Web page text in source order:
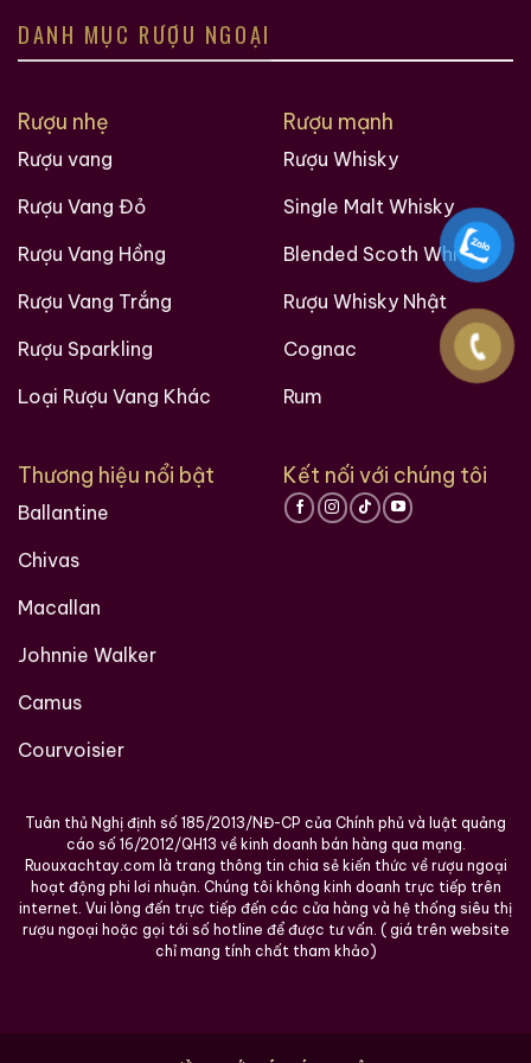
hơn nữa đang chờ bạn khám phá.
các bạn trên hành trình khám phá thế giới hương vị
này!
Ruouxachtay.com – Cham Vào Đam Mê
Trăm Nghe Không Bằng Một Thấy
DANH MỤC RƯỢU NGOẠI
Rượu nhẹ
Rượu vang
Rượu Vang Đỏ
Rượu Vang Hồng
Rượu Vang Trắng
Rượu Sparkling
Loại Rượu Vang Khác
Rượu mạnh
Rượu Whisky
Single Malt Whisky
Blended Scoth Whisky
Rượu Whisky Nhật
Cognac
Rum
Thương hiệu nổi bật
Ballantine
Chivas
Macallan
Johnnie Walker
Camus
Courvoisier
Kết nối với chúng tôi
Tuân thủ Nghị định số 185/2013/NĐ-CP của Chính phủ và luật quảng
cáo số 16/2012/QH13 về kinh doanh bán hàng qua mạng.
Ruouxachtay.com là trang thông tin chia sẻ kiến thức về rượu ngoại
hoạt động phi lơi nhuận. Chúng tôi không kinh doanh trực tiếp trên
internet. Vui lòng đến trực tiếp đến các cửa hàng và hệ thống siêu thị
rượu ngoại hoặc gọi tới số hotline để được tư vấn. ( giá trên website
chỉ mang tính chất tham khảo)